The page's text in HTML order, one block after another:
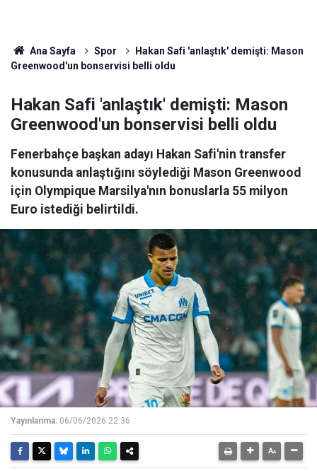
Ana Sayfa Spor
Hakan Safi 'anlaştık' demişti: Mason
Greenwood'un bonservisi belli oldu
Hakan Safi 'anlaştık' demişti: Mason
Greenwood'un bonservisi belli oldu
Fenerbahçe başkan adayı Hakan Safi'nin transfer
konusunda anlaştığını söylediği Mason Greenwood
için Olympique Marsilya'nın bonuslarla 55 milyon
Euro istediği belirtildi.
Yayınlanma: 06/06/2026 22:36